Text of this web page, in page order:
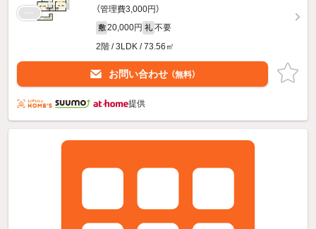
（管理費3,000円）
敷 20,000円 礼 不要
2階 / 3LDK / 73.56㎡
お問い合わせ （無料）
提供